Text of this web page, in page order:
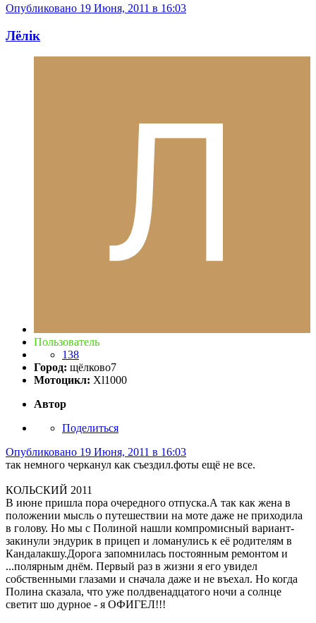
Опубликовано 19 Июня, 2011 в 16:03
Лёлiк
Пользователь
138
Город: щёлково7
Мотоцикл: Xl1000
Автор
Поделиться
Опубликовано 19 Июня, 2011 в 16:03
так немного черканул как съездил.фоты ещё не все.
КОЛЬСКИЙ 2011
В июне пришла пора очередного отпуска.А так как жена в
положении мысль о путешествии на моте даже не приходила
в голову. Но мы с Полиной нашли компромисный вариант-
закинули эндурик в прицеп и ломанулись к её родителям в
Кандалакшу.Дорога запомнилась постоянным ремонтом и
...полярным днём. Первый раз в жизни я его увидел
собственными глазами и сначала даже и не въехал. Но когда
Полина сказала, что уже полдвенадцатого ночи а солнце
светит шо дурное - я ОФИГЕЛ!!!